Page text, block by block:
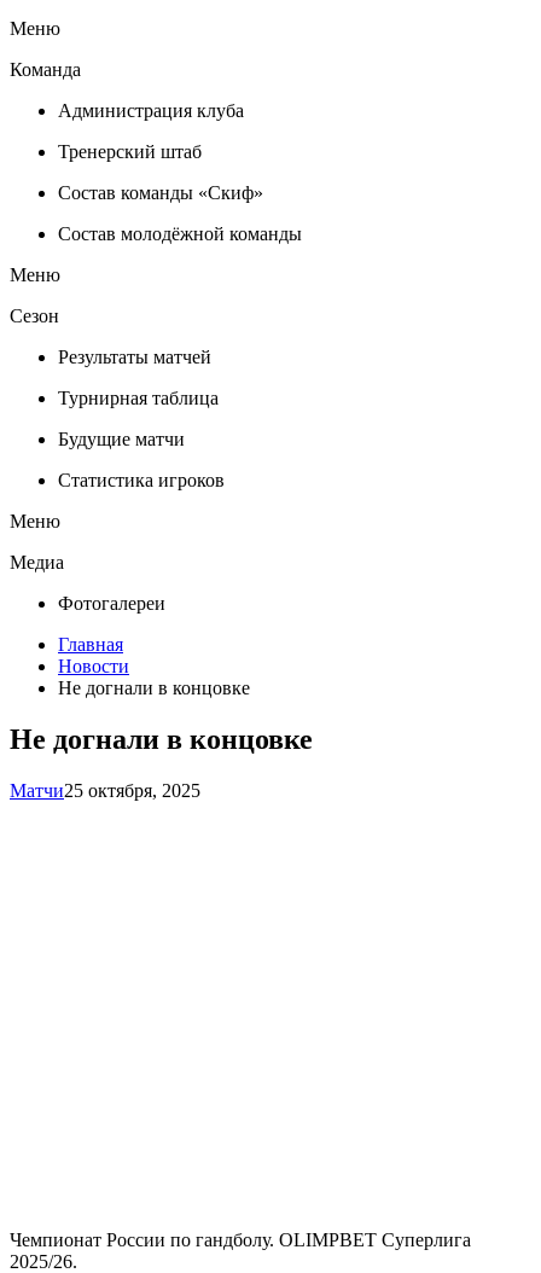
Меню
Команда
Администрация клуба
Тренерский штаб
Состав команды «Скиф»
Состав молодёжной команды
Меню
Сезон
Результаты матчей
Турнирная таблица
Будущие матчи
Статистика игроков
Меню
Медиа
Фотогалереи
Главная
Новости
Не догнали в концовке
Не догнали в концовке
Матчи25 октября, 2025
Чемпионат России по гандболу. OLIMPBET Суперлига
2025/26.